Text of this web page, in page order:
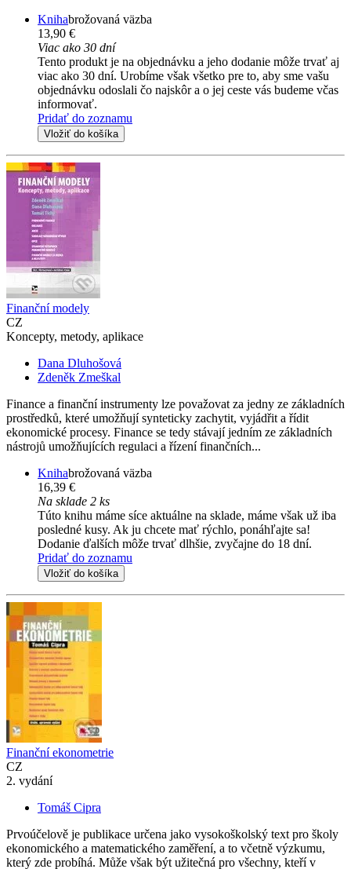
Knihabrožovaná väzba
13,90 €
Viac ako 30 dní
Tento produkt je na objednávku a jeho dodanie môže trvať aj
viac ako 30 dní. Urobíme však všetko pre to, aby sme vašu
objednávku odoslali čo najskôr a o jej ceste vás budeme včas
informovať.
Pridať do zoznamu
Vložiť do košíka
Finanční modely
CZ
Koncepty, metody, aplikace
Dana Dluhošová
Zdeněk Zmeškal
Finance a finanční instrumenty lze považovat za jedny ze základních
prostředků, které umožňují synteticky zachytit, vyjádřit a řídit
ekonomické procesy. Finance se tedy stávají jedním ze základních
nástrojů umožňujících regulaci a řízení finančních...
Knihabrožovaná väzba
16,39 €
Na sklade 2 ks
Túto knihu máme síce aktuálne na sklade, máme však už iba
posledné kusy. Ak ju chcete mať rýchlo, ponáhľajte sa!
Dodanie ďalších môže trvať dlhšie, zvyčajne do 18 dní.
Pridať do zoznamu
Vložiť do košíka
Finanční ekonometrie
CZ
2. vydání
Tomáš Cipra
Prvoúčelově je publikace určena jako vysokoškolský text pro školy
ekonomického a matematického zaměření, a to včetně výzkumu,
který zde probíhá. Může však být užitečná pro všechny, kteří v